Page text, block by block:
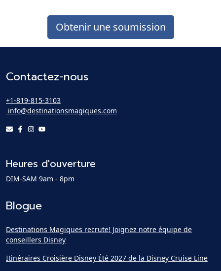
Obtenir une soumission
Contactez-nous
+1-819-815-3103
info@destinationsmagiques.com
Heures d'ouverture
DIM-SAM 9am - 8pm
Blogue
Destinations Magiques recrute! Joignez notre équipe de
conseillers Disney
Itinéraires Croisière Disney Été 2027 de la Disney Cruise Line